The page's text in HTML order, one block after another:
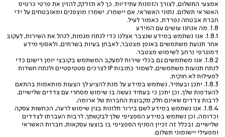
אמצעי התשלום, לצורך הזמנות עתידיות. כך לא תזדקק להזין את פרטי כרטיס
האשראי תשלום. נתוני האשראי, אם יישמרו, ישמרו מוצפנים ומאובטחים על ידי
חברת אבטחה נפרדת, כאמור לעיל.
1.8. מה אנחנו עושים עם המידע
1.8.1. אנו נשתמש במידע שנצבר אצלנו כדי לנתח מגמות, לנהל את השירות, לעקוב
אחר תנועת משתמשים באופן מצטבר, לאבחן בעיות בשרתים, ולאסוף מידע
דמוגרפי נרחב לשימוש מצטבר.
1.8.2. אנו משתמשים גם בכלי שירות למעקב המשתמש בקובצי יומן רישום כדי
לנתח תנועות משתמשים, לשמור כתובות IP לצרכים סטטיסטיים ולנתח חשדות
לפעילות לא חוקית.
1.8.3. יתכן ובעתיד, נשתמש במידע על מנת להציע לך הצעות מותאמות בהתאם
להעדפות שלך, וכן יתכן כי בעתיד נעשה בו שימוש מסחרי עם צדדים שלישיים,
לרבות צדדים שאינם חלק מקבוצת החברות של ארומה.
1.8.4. אנו נשתמש במידע לשם בירור תלונות בגין שימוש לרעה, הכחשות עסקה
וכדומה, וכן נשתמש במידע הספציפי שלך לבקשתך, לרבות העברתו לצדדים
שלישיים, ובכלל זה זכיין הסניף הספציפי בו בוצעו עסקאות, חברות האשראי
ומפעילי יישומוני תשלום.